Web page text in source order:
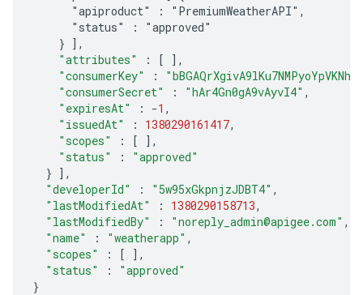
      "apiproduct" : "PremiumWeatherAPI",
      "status" : "approved"
    }
] ,
"attributes"
: [ ] ,
"consumerKey"
:
"consumerSecret"
: "hAr4Gn0gA9vAyvI4" ,
"expiresAt"
: -1 ,
"issuedAt"
: 1380290161417,
"scopes"
: [ ] ,
"status"
:
"approved"
} ] ,
"developerId"
: "5w95xGkpnjzJDBT4" ,
"lastModifiedAt"
: 1380290158713,
"lastModifiedBy"
: "noreply_admin@apigee.com" ,
"name"
: "weatherapp" ,
"scopes"
: [ ] ,
"status"
:
"approved"
}